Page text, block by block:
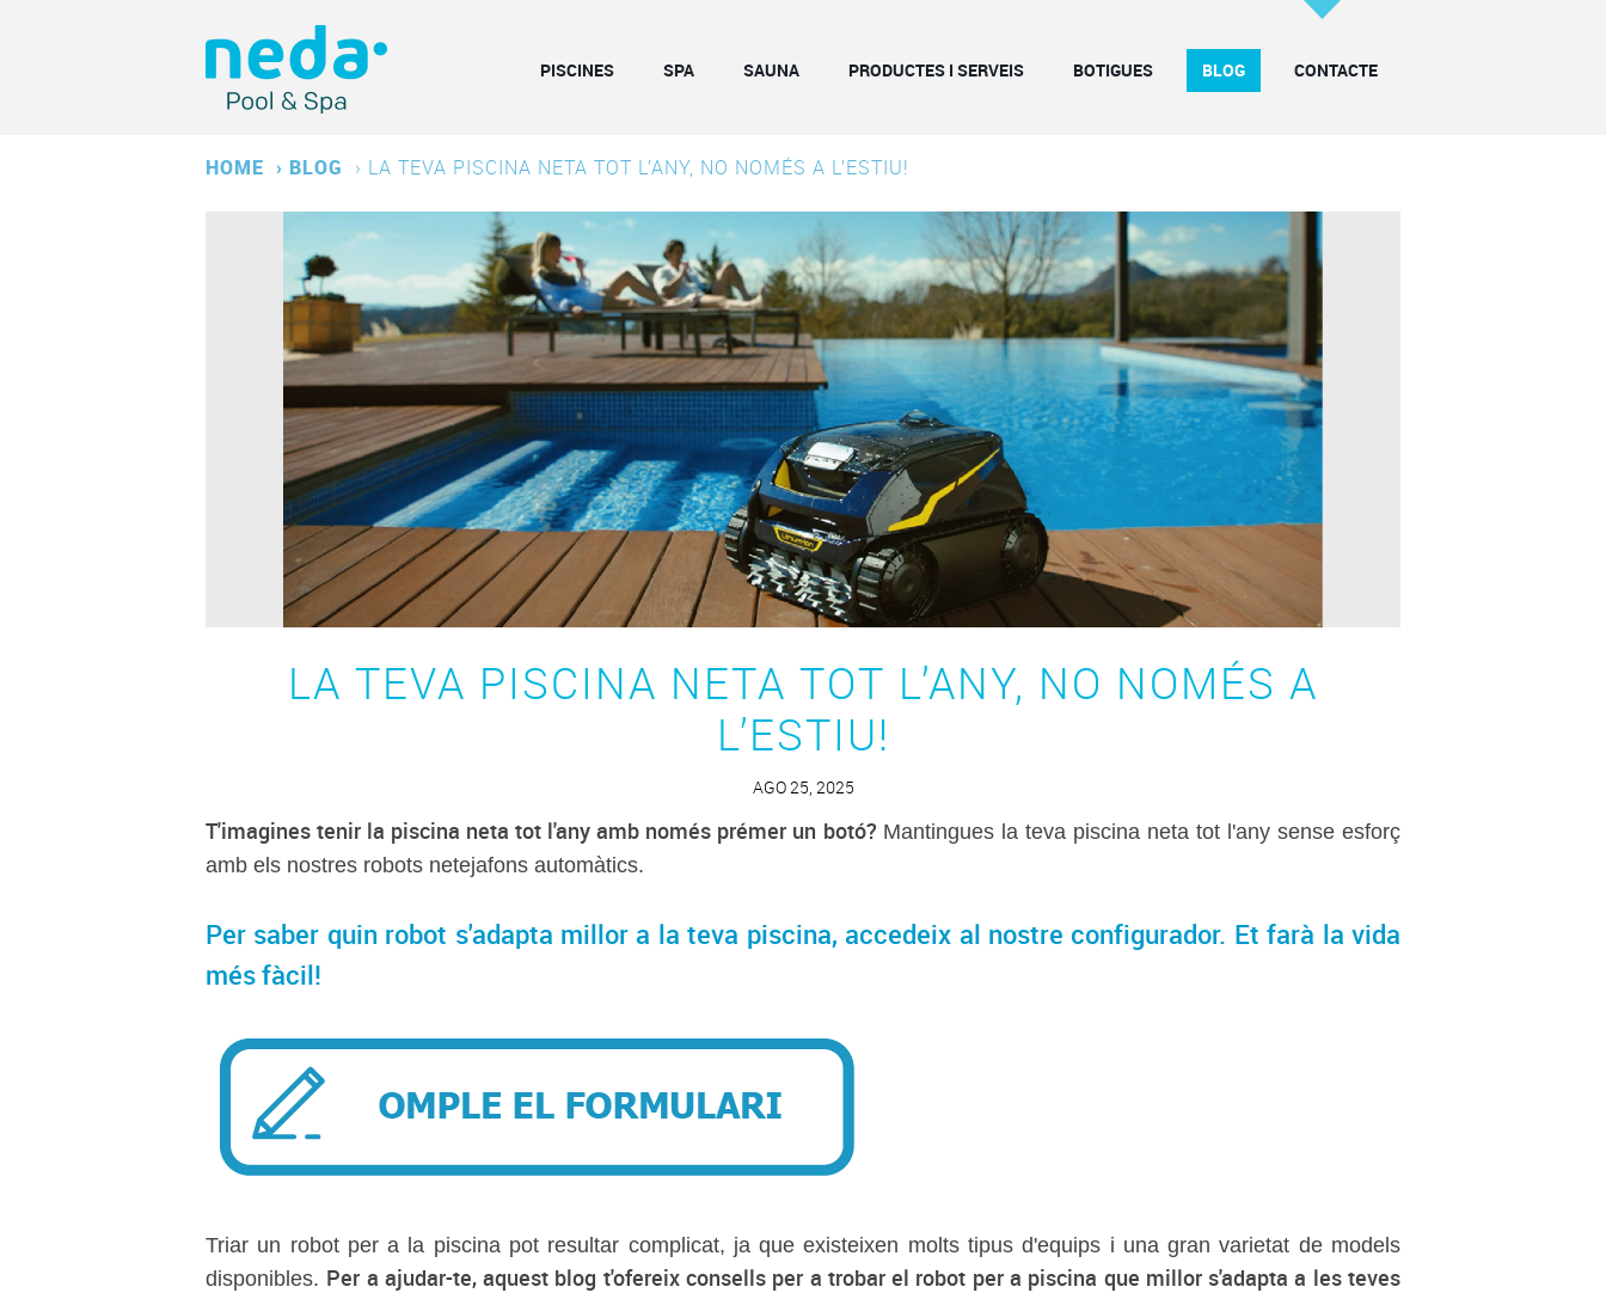
PISCINES SPA SAUNA PRODUCTES I SERVEIS BOTIGUES BLOG CONTACTE
HOME › BLOG › LA TEVA PISCINA NETA TOT L’ANY, NO NOMÉS A L’ESTIU!
LA TEVA PISCINA NETA TOT L’ANY, NO NOMÉS A
L’ESTIU!
AGO 25, 2025
T'imagines tenir la piscina neta tot l'any amb només prémer un botó? Mantingues la teva piscina neta tot l'any sense esforç
amb els nostres robots netejafons automàtics.
Per saber quin robot s'adapta millor a la teva piscina, accedeix al nostre configurador. Et farà la vida
més fàcil!
Triar un robot per a la piscina pot resultar complicat, ja que existeixen molts tipus d'equips i una gran varietat de models
disponibles. Per a ajudar-te, aquest blog t'ofereix consells per a trobar el robot per a piscina que millor s'adapta a les teves